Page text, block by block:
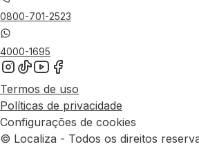
0800-701-2523
4000-1695
Termos de uso
Políticas de privacidade
Configurações de cookies
© Localiza - Todos os direitos